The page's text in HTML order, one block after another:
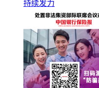
持续发力